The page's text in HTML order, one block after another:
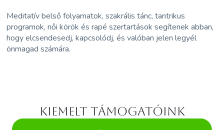
Meditatív belső folyamatok, szakrális tánc, tantrikus
programok, női körök és rapé szertartások segítenek abban,
hogy elcsendesedj, kapcsolódj, és valóban jelen legyél
önmagad számára.
Kiemelt támogatóink